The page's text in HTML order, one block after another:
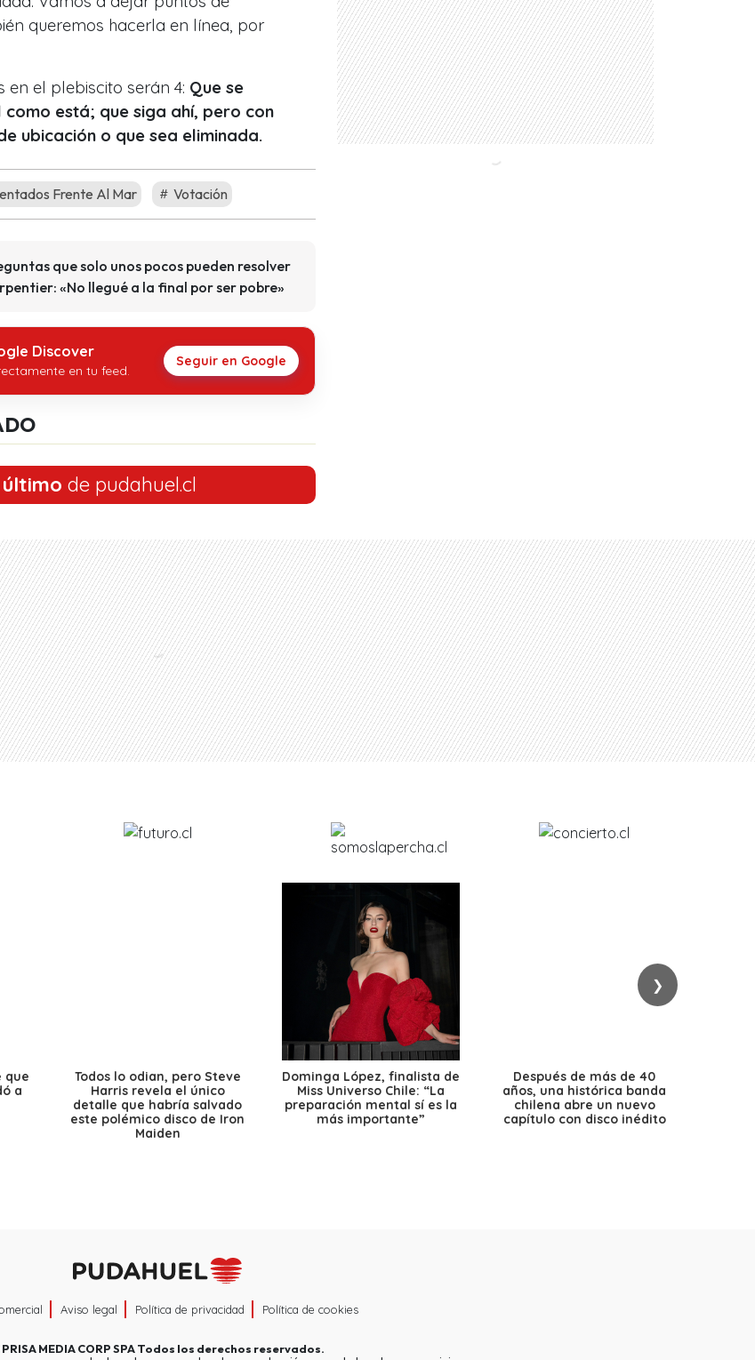
queremos hacerla en línea, por
el plebiscito serán 4: Que se
está; que siga ahí, pero con
ubicación o que sea eliminada.
Frente Al Mar Votación
que solo unos pocos pueden resolver
«No llegué a la final por ser pobre»
Discover
en tu feed.
Seguir en Google
de pudahuel.cl
❯
que
a
Todos lo odian, pero Steve
Harris revela el único
detalle que habría salvado
este polémico disco de Iron
Maiden
Dominga López, finalista de
Miss Universo Chile: “La
preparación mental sí es la
más importante”
Después de más de 40
años, una histórica banda
chilena abre un nuevo
capítulo con disco inédito
Aviso legal Política de privacidad Política de cookies
PRISA MEDIA CORP SPATodos los derechos reservados.